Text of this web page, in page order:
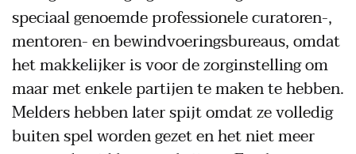
speciaal genoemde professionele curatoren-,
mentoren- en bewindvoeringsbureaus, omdat
het makkelijker is voor de zorginstelling om
maar met enkele partijen te maken te hebben.
Melders hebben later spijt omdat ze volledig
buiten spel worden gezet en het niet meer